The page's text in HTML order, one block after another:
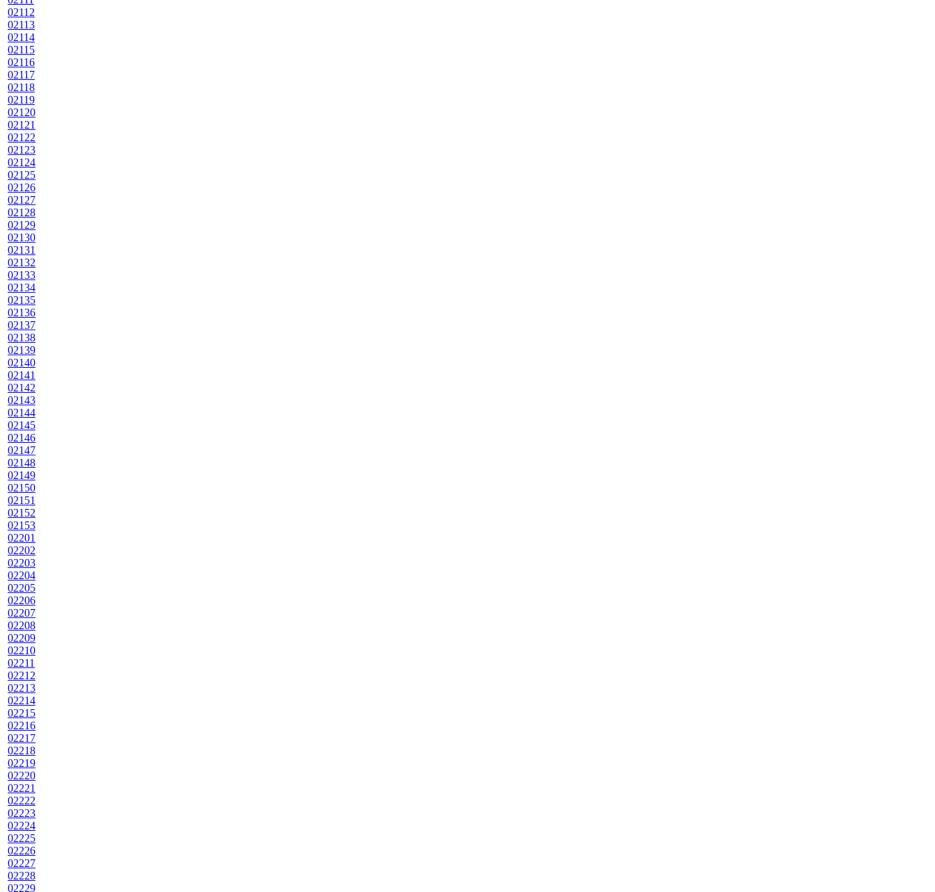
02112
02113
02114
02115
02116
02117
02118
02119
02120
02121
02122
02123
02124
02125
02126
02127
02128
02129
02130
02131
02132
02133
02134
02135
02136
02137
02138
02139
02140
02141
02142
02143
02144
02145
02146
02147
02148
02149
02150
02151
02152
02153
02201
02202
02203
02204
02205
02206
02207
02208
02209
02210
02211
02212
02213
02214
02215
02216
02217
02218
02219
02220
02221
02222
02223
02224
02225
02226
02227
02228
02229